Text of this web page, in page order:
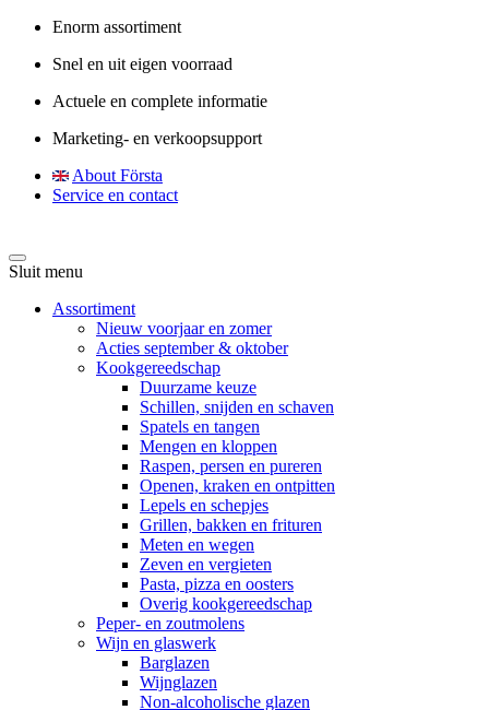
Enorm assortiment
Snel en uit eigen voorraad
Actuele en complete informatie
Marketing- en verkoopsupport
About Första
Service en contact
Sluit menu
Assortiment
Nieuw voorjaar en zomer
Acties september & oktober
Kookgereedschap
Duurzame keuze
Schillen, snijden en schaven
Spatels en tangen
Mengen en kloppen
Raspen, persen en pureren
Openen, kraken en ontpitten
Lepels en schepjes
Grillen, bakken en frituren
Meten en wegen
Zeven en vergieten
Pasta, pizza en oosters
Overig kookgereedschap
Peper- en zoutmolens
Wijn en glaswerk
Barglazen
Wijnglazen
Non-alcoholische glazen